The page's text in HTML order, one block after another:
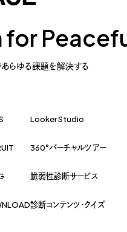
for
あらゆる課題を解決する
Looker Studio
360°バーチャルツアー
脆弱性診断サービス
診断コンテンツ・クイズ